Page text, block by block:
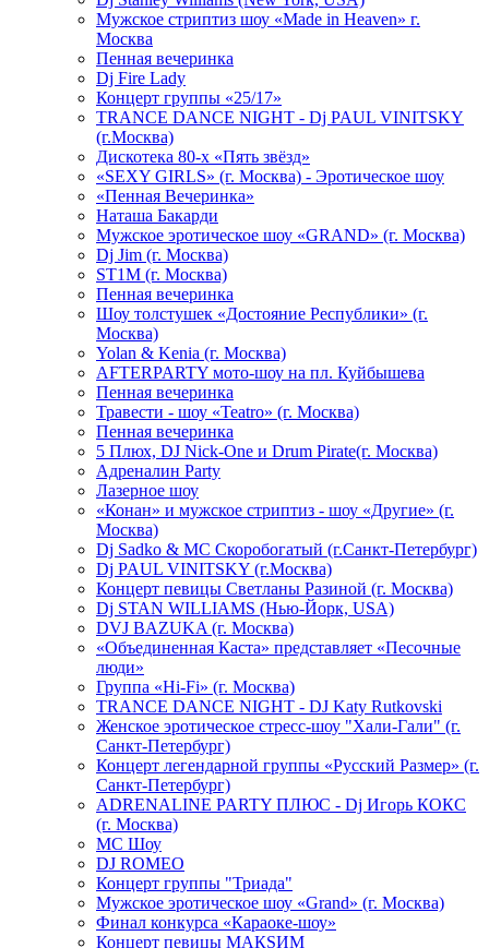
Мужское стриптиз шоу «Made in Heaven» г.
Москва
Пенная вечеринка
Dj Fire Lady
Концерт группы «25/17»
TRANCE DANCE NIGHT - Dj PAUL VINITSKY
(г.Москва)
Дискотека 80-х «Пять звёзд»
«SEXY GIRLS» (г. Москва) - Эротическое шоу
«Пенная Вечеринка»
Hаташа Бакарди
Мужское эротическое шоу «GRAND» (г. Москва)
Dj Jim (г. Москва)
ST1M (г. Москва)
Пенная вечеринка
Шоу толстушек «Достояние Республики» (г.
Москва)
Yolan & Kenia (г. Москва)
AFTERPARTY мото-шоу на пл. Куйбышева
Пенная вечеринка
Травести - шоу «Teatro» (г. Москва)
Пенная вечеринка
5 Плюх, DJ Nick-One и Drum Pirate(г. Москва)
Адреналин Party
Лазерное шоу
«Конан» и мужское стриптиз - шоу «Другие» (г.
Москва)
Dj Sadko & МС Скоробогатый (г.Санкт-Петербург)
Dj PAUL VINITSKY (г.Москва)
Концерт певицы Светланы Разиной (г. Москва)
Dj STAN WILLIAMS (Нью-Йорк, USA)
DVJ BAZUKA (г. Москва)
«Объединенная Каста» представляет «Песочные
люди»
Группа «Hi-Fi» (г. Москва)
TRANCE DANCE NIGHT - DJ Katy Rutkovski
Женское эротическое стресс-шоу "Хали-Гали" (г.
Санкт-Петербург)
Концерт легендарной группы «Русский Размер» (г.
Санкт-Петербург)
ADRENALINE PARTY ПЛЮС - Dj Игорь КОКС
(г. Москва)
MC Шоу
DJ ROMEO
Концерт группы "Триада"
Мужское эротическое шоу «Grand» (г. Москва)
Финал конкурса «Караоке-шоу»
Концерт певицы МАКSИМ